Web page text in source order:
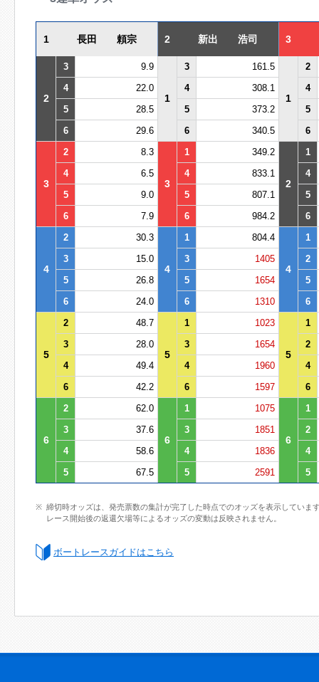
1 長田 頼宗 2 新出 浩司 3
2
3 9.9
1
3 161.5
1
2
4
22.0 4 308.1
4
5
28.5 5 373.2
5
6
29.6 6 340.5 6
3
2 8.3
3
1 349.2
2
1
4
6.5 4 833.1
4
5
9.0 5 807.1
5
6
7.9 6 984.2 6
4
2 30.3
4
1 804.4
4
1
3
15.0 3 1405
2
5
26.8 5 1654
5
6
24.0 6 1310 6
5
2 48.7
5
1 1023
5
1
3
28.0 3 1654
2
4
49.4 4 1960
4
6
42.2 6 1597 6
6
2 62.0
6
1 1075
6
1
3
37.6 3 1851
2
4
58.6 4 1836
4
5
67.5 5 2591 5
締切時オッズは、発売票数の集計が完了した時点でのオッズを表示していま
レース開始後の返還欠場等によるオッズの変動は反映されません。
ボートレースガイドはこちら